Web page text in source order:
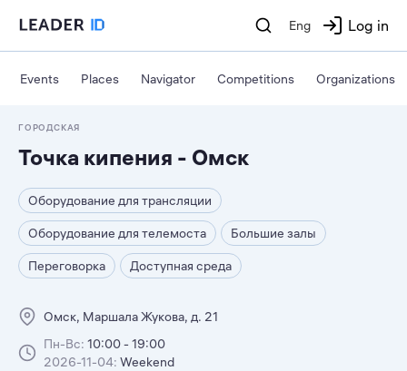
Eng Log in
Events Places Navigator Competitions Organizations
ГОРОДСКАЯ
Точка кипения - Омск
Оборудование для трансляции
Оборудование для телемоста
Большие залы
Переговорка
Доступная среда
Омск, Маршала Жукова, д. 21
Пн-Вс: 10:00 - 19:00
2026-11-04: Weekend